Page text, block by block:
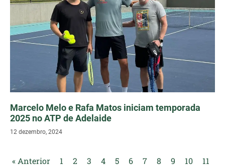
Marcelo Melo e Rafa Matos iniciam temporada
2025 no ATP de Adelaide
12 dezembro, 2024
« Anterior 1 2 3 4 5 6 7 8 9 10
11